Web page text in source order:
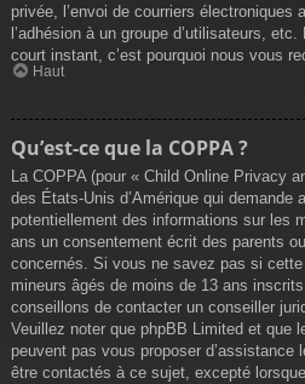
privée, l’envoi de courriers électroniques
l’adhésion à un groupe d’utilisateurs,
court instant, c’est pourquoi nous vous
Haut
Qu’est-ce que la COPPA ?
La COPPA (pour « Child Online Privacy
des États-Unis d’Amérique qui demande
potentiellement des informations sur les
ans un consentement écrit des parents
concernés. Si vous ne savez pas si cette
mineurs âgés de moins de 13 ans
conseillons de contacter un conseiller
Veuillez noter que phpBB Limited et que
peuvent pas vous proposer d’assistance
être contactés à ce sujet, excepté